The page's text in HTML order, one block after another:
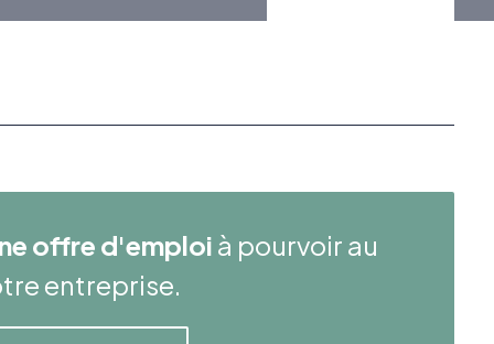
offre d'emploi à pourvoir au
entreprise.